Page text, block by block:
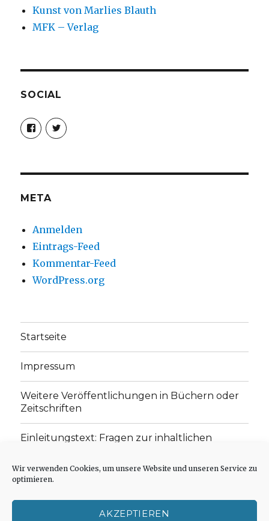
Wir verwenden Cookies, um unsere Website und unseren Service zu
optimieren.
AKZEPTIEREN
Kunst von Marlies Blauth
MFK – Verlag
SOCIAL
Profil
von
christoph.fleischer1
anzeigen
Profil
von
ChristophFl
anzeigen
META
Anmelden
Eintrags-Feed
Kommentar-Feed
WordPress.org
Startseite
Impressum
Weitere Veröffentlichungen in Büchern oder
Zeitschriften
Einleitungstext: Fragen zur inhaltlichen
„schwachen Glaubens“